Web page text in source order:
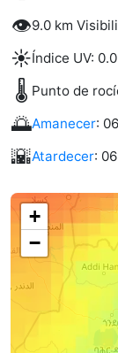
👁️9.0 km
☀️Índice UV: 0.0
🌡️ Punto de
🌅Amanecer:
🌇Atardecer:
+
−